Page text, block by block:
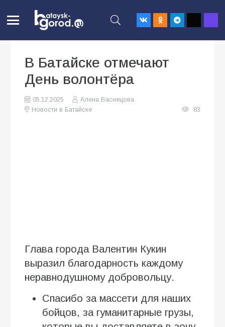
В Батайске отмечают
День волонтёра
05.12.2025
Алена Васнецова
Новости в Батайске
83
Глава города Валентин Кукин
выразил благодарность каждому
неравнодушному добровольцу.
Спасибо за массети для наших
бойцов, за гуманитарные грузы,